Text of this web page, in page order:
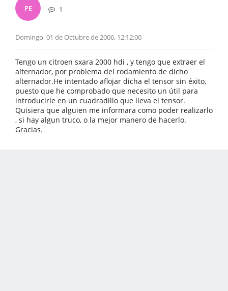
PE 1
Domingo, 01 de Octubre de 2006, 12:12:00
Tengo un citroen sxara 2000 hdi , y tengo que extraer el
alternador, por problema del rodamiento de dicho
alternador.He intentado aflojar dicha el tensor sin éxito,
puesto que he comprobado que necesito un útil para
introducirle en un cuadradillo que lleva el tensor.
Quisiera que alguien me informara como poder realizarlo
, si hay algun truco, o la mejor manero de hacerlo.
Gracias.